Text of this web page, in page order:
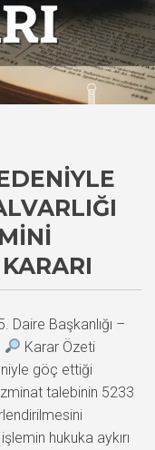
Daire Başkanlığı –
Karar Özeti
göç ettiği
talebinin 5233
hukuka aykırı